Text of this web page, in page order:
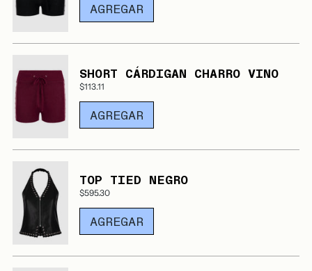
AGREGAR
SHORT CÁRDIGAN CHARRO VINO
$113.11
AGREGAR
TOP TIED NEGRO
$595.30
AGREGAR